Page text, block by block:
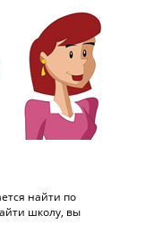
найти по
школу, вы